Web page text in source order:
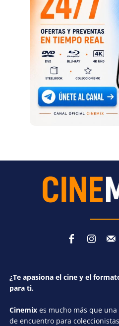
¿Te apasiona el cine y el
para ti.
Cinemix es mucho más que
de encuentro para